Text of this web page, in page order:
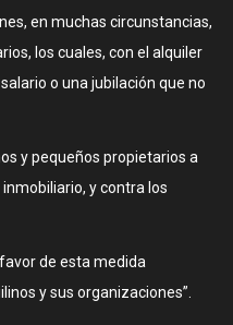
en muchas circunstancias,
los cuales, con el alquiler
o una jubilación que no
y pequeños propietarios a
y contra los
de esta medida
y sus organizaciones”.